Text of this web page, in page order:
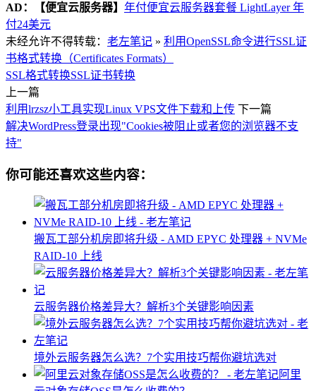
AD：
【便宜云服务器】 年付便宜云服务器套餐 LightLayer 年
付24美元
未经允许不得转载： 老左笔记 » 利用OpenSSL命令进行SSL证
书格式转换（Certificates Formats）
SSL格式转换SSL证书转换
上一篇
利用lrzsz小工具实现Linux VPS文件下载和上传 下一篇
解决WordPress登录出现"Cookies被阻止或者您的浏览器不支
持"
你可能还喜欢这些内容：
搬瓦工部分机房即将升级 - AMD EPYC 处理器 + NVMe
RAID-10 上线
云服务器价格差异大？解析3个关键影响因素
境外云服务器怎么选？7个实用技巧帮你避坑选对
阿里